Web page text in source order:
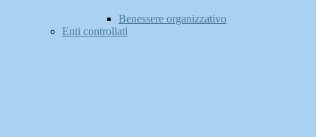
Benessere organizzativo
Enti controllati